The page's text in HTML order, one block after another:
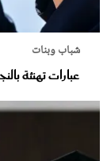
شباب وبنات
عبارات تهنئة